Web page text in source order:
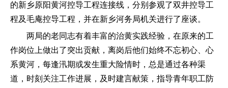
的新乡原阳黄河控导工程连接线，分别参观了双井控导工
程及毛庵控导工程，并在新乡河务局机关进行了座谈。
两局的老同志有着丰富的治黄实践经验，在原来的工
作岗位上做出了突出贡献，离岗后他们始终不忘初心、心
系黄河，每逢汛期或发生重大险情时，总是通过各种渠
道，时刻关注工作进展，及时建言献策，指导青年职工防